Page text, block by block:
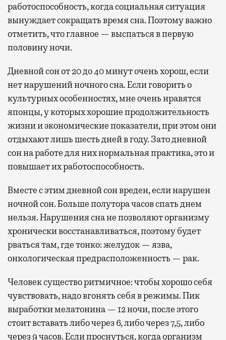
работоспособность, когда социальная ситуация
вынуждает сокращать время сна. Поэтому важно
отметить, что главное — выспаться в первую
половину ночи.
Дневной сон от 20 до 40 минут очень хорош, если
нет нарушений ночного сна. Если говорить о
культурных особенностях, мне очень нравятся
японцы, у которых хорошие продолжительность
жизни и экономические показатели, при этом они
отдыхают лишь шесть дней в году. Зато дневной
сон на работе для них нормальная практика, это и
повышает их работоспособность.
Вместе с этим дневной сон вреден, если нарушен
ночной сон. Больше полутора часов спать днем
нельзя. Нарушения сна не позволяют организму
хронически восстанавливаться, поэтому будет
рваться там, где тонко: желудок — язва,
онкологическая предрасположенность — рак.
Человек существо ритмичное: чтобы хорошо себя
чувствовать, надо вгонять себя в режимы. Пик
выработки мелатонина — 12 ночи, после этого
стоит вставать либо через 6, либо через 7,5, либо
через 9 часов. Если проснуться, когда организм